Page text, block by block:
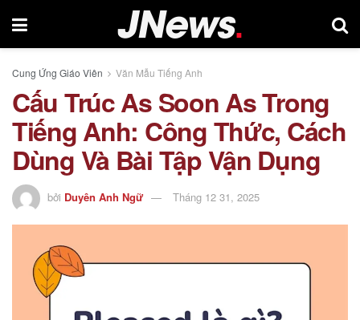
Cung Ứng Giáo Viên Văn Mẫu Tiếng Anh
Cấu Trúc As Soon As Trong
Tiếng Anh: Công Thức, Cách
Dùng Và Bài Tập Vận Dụng
bởi Duyên Anh Ngữ Tháng 12 31, 2025